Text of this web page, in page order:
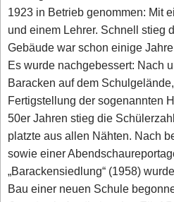
1923 in Betrieb genommen: Mit
und einem Lehrer. Schnell stieg
Gebäude war schon einige
Es wurde nachgebessert: Nach
Baracken auf dem
Fertigstellung der sogenannten
50er Jahren stieg die
platzte aus allen Nähten. Nach
sowie einer
„Barackensiedlung“ (1958)
Bau einer neuen Schule